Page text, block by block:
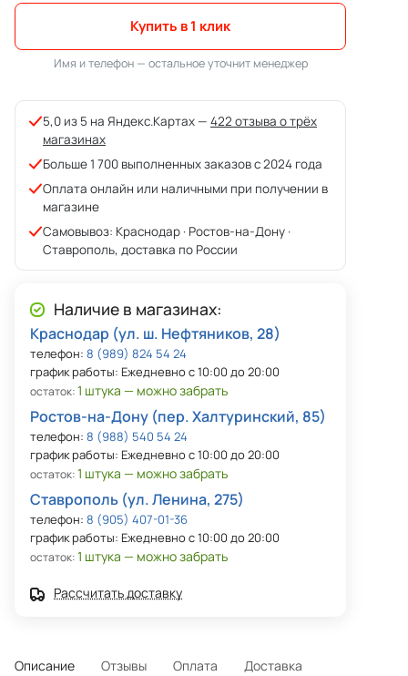
Купить в 1 клик
Имя и телефон — остальное уточнит менеджер
5,0 из 5 на Яндекс.Картах — 422 отзыва о трёх
магазинах
Больше 1 700 выполненных заказов с 2024 года
Оплата онлайн или наличными при получении в
магазине
Самовывоз: Краснодар · Ростов-на-Дону ·
Ставрополь, доставка по России
Наличие в магазинах:
Краснодар (ул. ш. Нефтяников, 28)
телефон: 8 (989) 824 54 24
график работы: Ежедневно с 10:00 до 20:00
остаток:1 штука — можно забрать
Ростов-на-Дону (пер. Халтуринский, 85)
телефон: 8 (988) 540 54 24
график работы: Ежедневно с 10:00 до 20:00
остаток:1 штука — можно забрать
Ставрополь (ул. Ленина, 275)
телефон: 8 (905) 407-01-36
график работы: Ежедневно с 10:00 до 20:00
остаток:1 штука — можно забрать
Рассчитать доставку
Описание Отзывы Оплата Доставка